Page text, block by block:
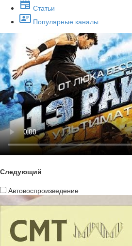
Статьи
Популярные каналы
Следующий
Автовоспроизведение